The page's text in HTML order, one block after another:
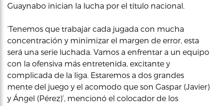
Guaynabo inician la lucha por el título nacional.
‘Tenemos que trabajar cada jugada con mucha
concentración y minimizar el margen de error, esta
será una serie luchada. Vamos a enfrentar a un equipo
con la ofensiva más entretenida, excitante y
complicada de la liga. Estaremos a dos grandes
mente del juego y el acomodo que son Gaspar (Javier)
y Ángel (Pérez)’, mencionó el colocador de los